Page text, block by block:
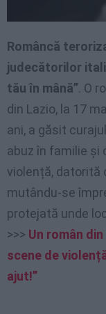
Româncă
judecătorilor
tău în mână”. O
din Lazio, la 17
ani, a găsit
abuz în familie și
violență, datorită
mutându-se
protejată unde
>>> Un român
scene de
ajut!”